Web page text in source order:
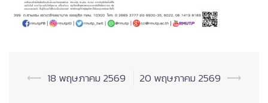
Post
⟵ 18 พฤษภาคม 2569 20 พฤษภาคม 2569 ⟶